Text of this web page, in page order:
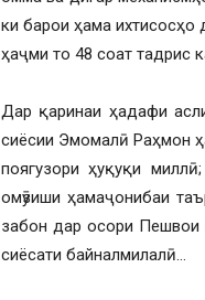
ки барои ҳама ихтисосҳо
ҳаҷми то 48 соат тадрис
Дар қаринаи ҳадафи
сиёсии Эмомалӣ Раҳмон
поягузори ҳуқуқи
омӯзиши ҳамаҷонибаи
забон дар осори Пешвои
сиёсати байналмилалӣ…